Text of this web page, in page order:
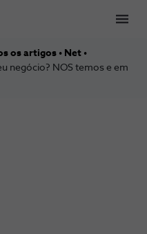
os artigos
Net
negócio? NOS temos e em